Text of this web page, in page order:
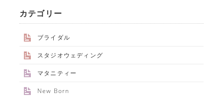
カテゴリー
ブライダル
スタジオウェディング
マタニティー
New Born